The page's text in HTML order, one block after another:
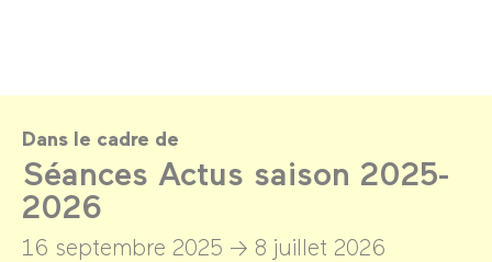
Dans le cadre de
Séances Actus saison 2025-
2026
16 septembre 2025 → 8 juillet 2026